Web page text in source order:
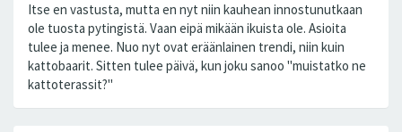
Itse en vastusta, mutta en nyt niin kauhean innostunutkaan
ole tuosta pytingistä. Vaan eipä mikään ikuista ole. Asioita
tulee ja menee. Nuo nyt ovat eräänlainen trendi, niin kuin
kattobaarit. Sitten tulee päivä, kun joku sanoo "muistatko ne
kattoterassit?"